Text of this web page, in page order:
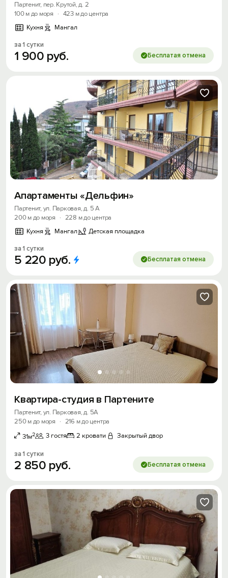
Партенит, пер. Крутой, д. 2
100 м до моря
· 423 м до центра
Кухня
Мангал
за 1 сутки
1 900 руб. Бесплатая отмена
Апартаменты «Дельфин»
Партенит, ул. Парковая, д. 5 А
200 м до моря
· 228 м до центра
Кухня
Мангал Детская площадка
за 1 сутки
5 220 руб. Бесплатая отмена
Квартира-студия в Партените
Партенит, ул. Парковая, д. 5А
250 м до моря
· 216 м до центра
31м2 3 гостя 2 кровати Закрытый двор
за 1 сутки
2 850 руб. Бесплатая отмена